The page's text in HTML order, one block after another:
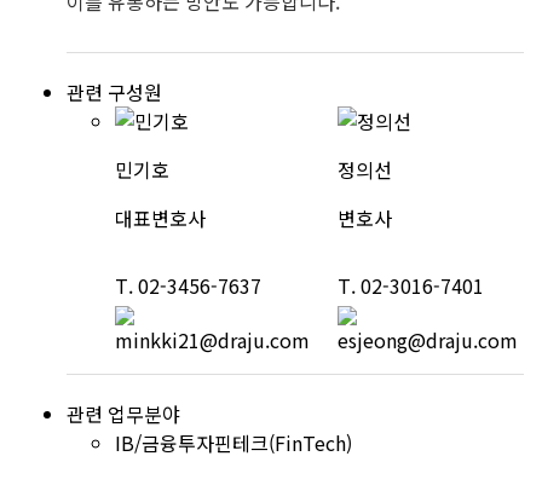
관련 구성원
민기호
대표변호사
T.02-3456-7637
정의선
변호사
T.02-3016-7401
관련 업무분야
IB/금융투자핀테크(FinTech)